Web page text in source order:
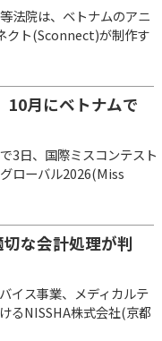
法院は、ベトナムのアニ
クト(Sconnect)が制作す
10月にベトナムで
3日、国際ミスコンテスト
ローバル2026(Miss
な会計処理が判
イス事業、メディカルテ
るNISSHA株式会社(京都